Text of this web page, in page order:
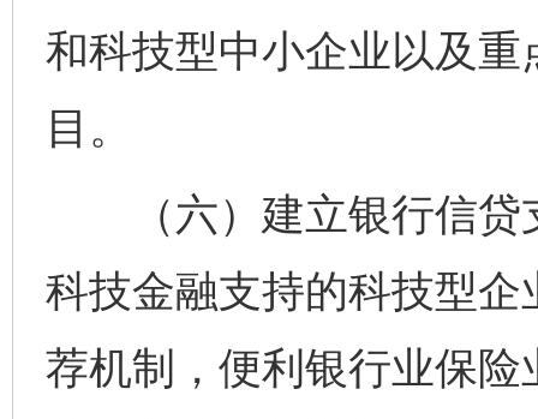
和科技型中小企业以及
目。
（六）建立银行信贷
科技金融支持的科技型
荐机制，便利银行业保